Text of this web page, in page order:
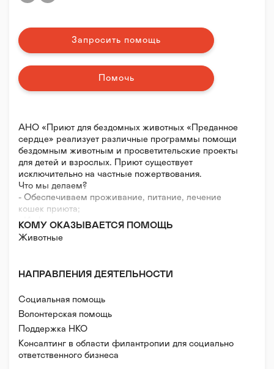
АНО «Приют для бездомных животных «Преданное
сердце» реализует различные программы помощи
бездомным животным и просветительские проекты
для детей и взрослых. Приют существует
исключительно на частные пожертвования.
Что мы делаем?
- Обеспечиваем проживание, питание, лечение
кошек приюта;
- Информационно поддерживаем волонтеров и
приюты в Санкт Петербурге и в регионах России;
и взрослых.
про жизнь.
КОМУ ОКАЗЫВАЕТСЯ ПОМОЩЬ
Животные
НАПРАВЛЕНИЯ ДЕЯТЕЛЬНОСТИ
Социальная помощь
Волонтерская помощь
Поддержка НКО
Консалтинг в области филантропии для социально
ответственного бизнеса
Запросить помощь
Помочь